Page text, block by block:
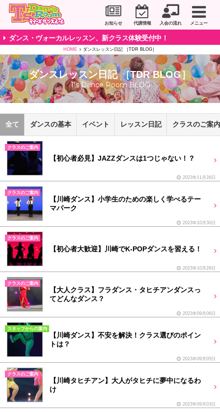
川崎市のダンススタジオ＆ボーカルスクール「
お知らせ 代講情報 入会の流れ メニュー
ダンス・ヴォーカルレッスン、新クラス体験受付中！
HOME ダンスレッスン日記 ［TDR BLOG］
ダンスレッスン日記 ［TDR BLOG］
T's Dance Room BLOG
全て ダンスの基本 イベント レッスン日記 クラスのご案内
クラスのご案内
【初心者必見】JAZZダンスは1つじゃない！？
2023年11月28日
クラスのご案内
【川崎ダンス】小学生のための楽しく学べるテー
マパーク
2023年10月30日
クラスのご案内
【初心者大歓迎】川崎でK-POPダンスを習える！
2023年10月29日
クラスのご案内
【大人クラス】フラダンス・タヒチアンダンスっ
てどんなダンス？
2023年09月08日
スタッフからの案内
【川崎ダンス】不安を解決！クラス選びのポイン
トは？
2023年09月05日
クラスのご案内
【川崎タヒチアン】大人がタヒチに夢中になるわ
け
2023年09月03日